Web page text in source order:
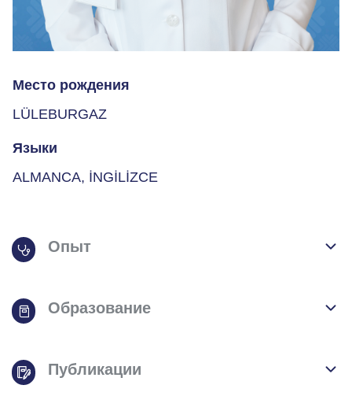
Место рождения
LÜLEBURGAZ
Языки
ALMANCA, İNGİLİZCE
Опыт
Образование
Публикации